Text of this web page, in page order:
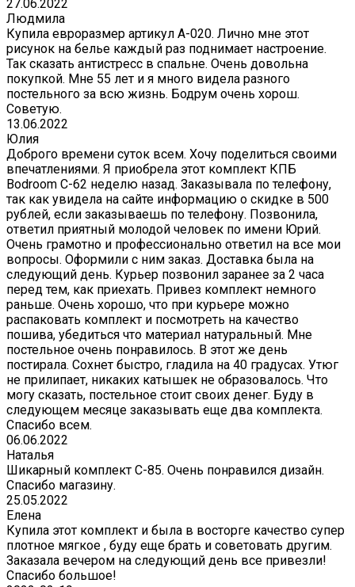
27.06.2022
Людмила
Купила евроразмер артикул А-020. Лично мне этот
рисунок на белье каждый раз поднимает настроение.
Так сказать антистресс в спальне. Очень довольна
покупкой. Мне 55 лет и я много видела разного
постельного за всю жизнь. Бодрум очень хорош.
Советую.
13.06.2022
Юлия
Доброго времени суток всем. Хочу поделиться своими
впечатлениями. Я приобрела этот комплект КПБ
Bodroom C-62 неделю назад. Заказывала по телефону,
так как увидела на сайте информацию о скидке в 500
рублей, если заказываешь по телефону. Позвонила,
ответил приятный молодой человек по имени Юрий.
Очень грамотно и профессионально ответил на все мои
вопросы. Оформили с ним заказ. Доставка была на
следующий день. Курьер позвонил заранее за 2 часа
перед тем, как приехать. Привез комплект немного
раньше. Очень хорошо, что при курьере можно
распаковать комплект и посмотреть на качество
пошива, убедиться что материал натуральный. Мне
постельное очень понравилось. В этот же день
постирала. Сохнет быстро, гладила на 40 градусах. Утюг
не прилипает, никаких катышек не образовалось. Что
могу сказать, постельное стоит своих денег. Буду в
следующем месяце заказывать еще два комплекта.
Спасибо всем.
06.06.2022
Наталья
Шикарный комплект C-85. Очень понравился дизайн.
Спасибо магазину.
25.05.2022
Елена
Купила этот комплект и была в восторге качество супер
плотное мягкое , буду еще брать и советовать другим.
Заказала вечером на следующий день все привезли!
Спасибо большое!